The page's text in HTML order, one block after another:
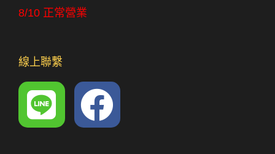
8/10 正常營業
線上聯繫
L
i
F
a